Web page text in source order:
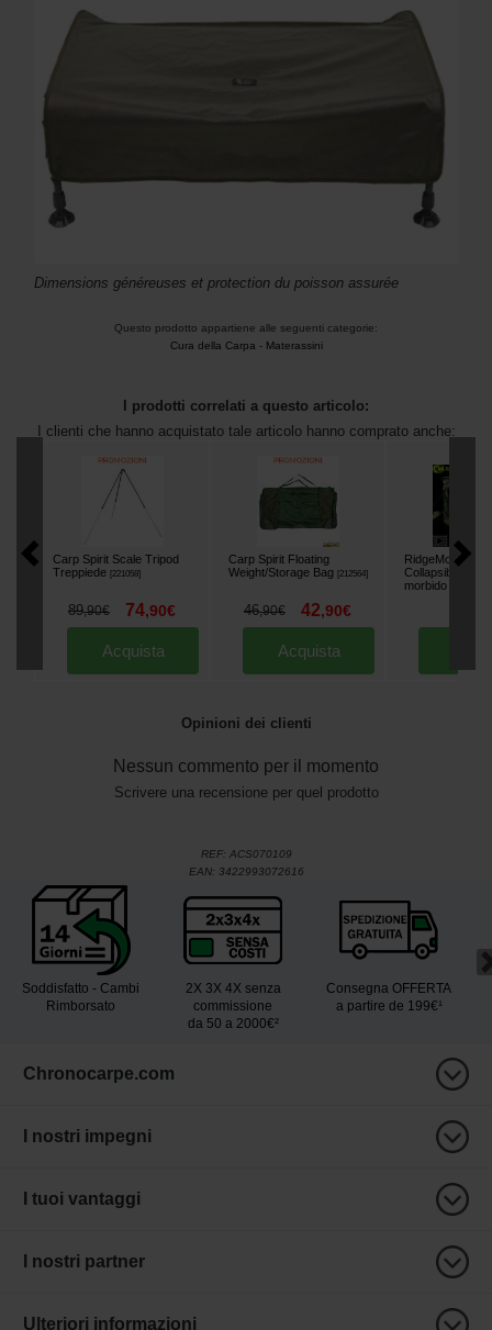
Dimensions généreuses et protection du poisson assurée
Questo prodotto appartiene alle seguenti categorie:
Cura della Carpa - Materassini
I prodotti correlati a questo articolo:
I clienti che hanno acquistato tale articolo hanno comprato anche:
Carp Spirit Scale Tripod
Treppiede [221058]
89,90€ 74,90€
Acquista
Carp Spirit Floating
Weight/Storage Bag [212564]
46,90€ 42,90€
Acquista
RidgeMonkey
Collapsible
morbido 10L
Opinioni dei clienti
Nessun commento per il momento
Scrivere una recensione per quel prodotto
REF: ACS070109
EAN: 3422993072616
Soddisfatto - Cambi
Rimborsato
2X 3X 4X senza
commissione
da 50 a 2000€²
Consegna OFFERTA
a partire de 199€¹
Chronocarpe.com
I nostri impegni
I tuoi vantaggi
I nostri partner
Ulteriori informazioni